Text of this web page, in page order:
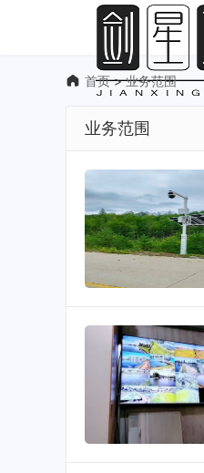
首页>业务范围
业务范围